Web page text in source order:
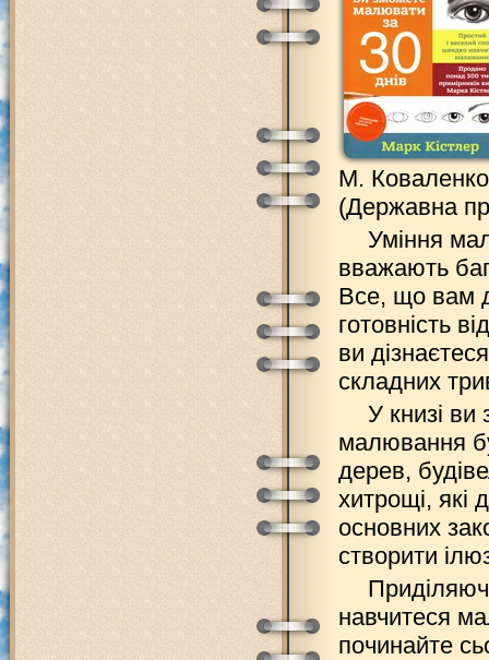
М.
(Державна
Уміння
вважають
Все, що вам
готовність
ви
складних
У книзі ви
малювання
дерев,
хитрощі, які
основних
створити
навчитеся
починайте